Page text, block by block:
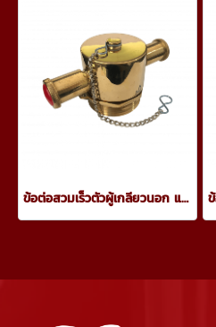
ข้อต่อสวมเร็วตัวผู้เกลียวนอก และตัวเมียพร้อมฝาปิด